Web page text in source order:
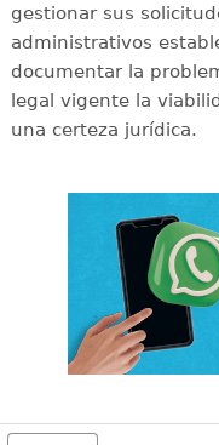
gestionar sus
administrativos
documentar la
legal vigente la
una certeza jurídica.